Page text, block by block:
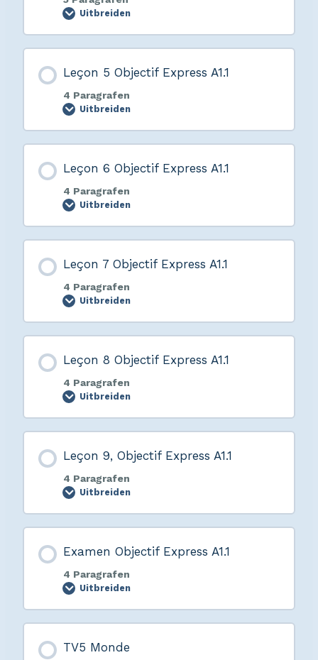
Uitbreiden
Leçon 5 Objectif Express A1.1
4 Paragrafen
Uitbreiden
Leçon 6 Objectif Express A1.1
4 Paragrafen
Uitbreiden
Leçon 7 Objectif Express A1.1
4 Paragrafen
Uitbreiden
Leçon 8 Objectif Express A1.1
4 Paragrafen
Uitbreiden
Leçon 9, Objectif Express A1.1
4 Paragrafen
Uitbreiden
Examen Objectif Express A1.1
4 Paragrafen
Uitbreiden
TV5 Monde